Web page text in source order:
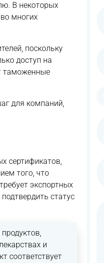
В некоторых
многих
поскольку
доступ на
таможенные
для компаний,
сертификатов,
того, что
экспортных
статус
и
соответствует